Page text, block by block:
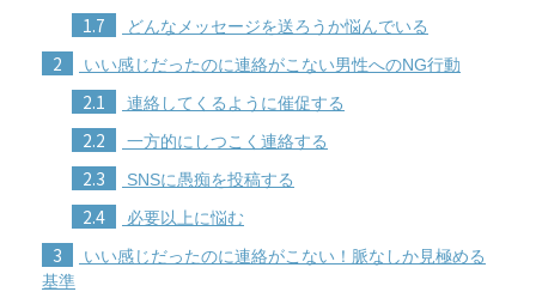
1.7 どんなメッセージを送ろうか悩んでいる
2 いい感じだったのに連絡がこない男性へのNG行動
2.1 連絡してくるように催促する
2.2 一方的にしつこく連絡する
2.3 SNSに愚痴を投稿する
2.4 必要以上に悩む
3
いい感じだったのに連絡がこない！脈なしか見極める
基準